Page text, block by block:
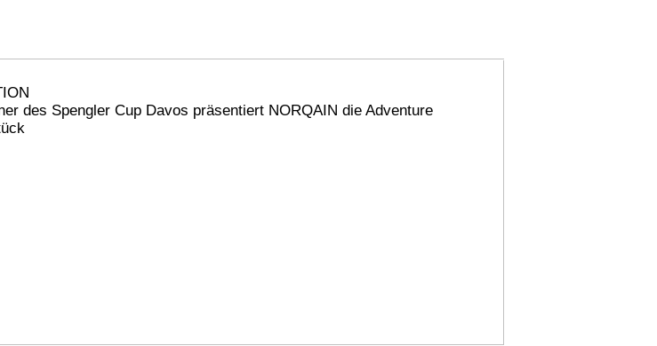
des Spengler Cup Davos präsentiert NORQAIN die Adventure